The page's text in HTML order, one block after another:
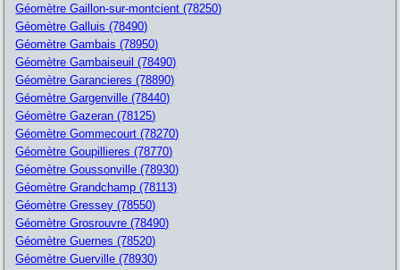
Géomètre Gaillon-sur-montcient (78250)
Géomètre Galluis (78490)
Géomètre Gambais (78950)
Géomètre Gambaiseuil (78490)
Géomètre Garancieres (78890)
Géomètre Gargenville (78440)
Géomètre Gazeran (78125)
Géomètre Gommecourt (78270)
Géomètre Goupillieres (78770)
Géomètre Goussonville (78930)
Géomètre Grandchamp (78113)
Géomètre Gressey (78550)
Géomètre Grosrouvre (78490)
Géomètre Guernes (78520)
Géomètre Guerville (78930)